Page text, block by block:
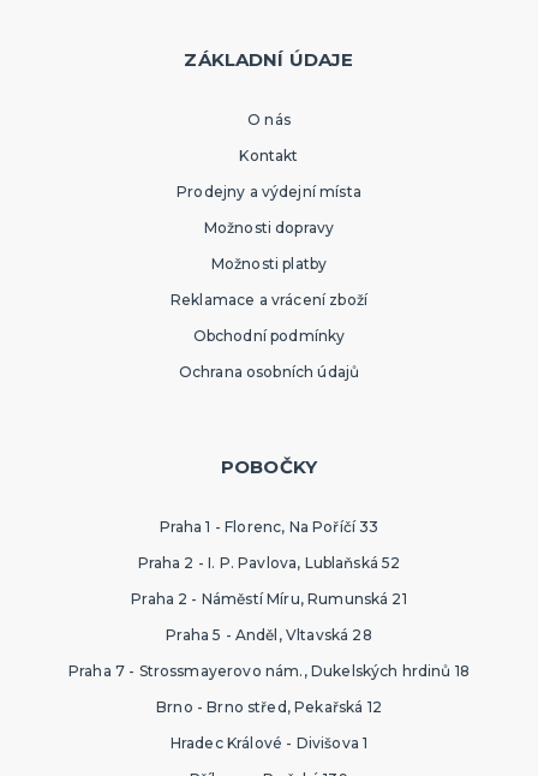
ZÁKLADNÍ ÚDAJE
O nás
Kontakt
Prodejny a výdejní místa
Možnosti dopravy
Možnosti platby
Reklamace a vrácení zboží
Obchodní podmínky
Ochrana osobních údajů
POBOČKY
Praha 1 - Florenc, Na Poříčí 33
Praha 2 - I. P. Pavlova, Lublaňská 52
Praha 2 - Náměstí Míru, Rumunská 21
Praha 5 - Anděl, Vltavská 28
Praha 7 - Strossmayerovo nám., Dukelských hrdinů 18
Brno - Brno střed, Pekařská 12
Hradec Králové - Divišova 1